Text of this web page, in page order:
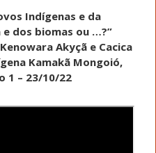
Indígenas e da
dos biomas ou …?”
Akyçã e Cacica
Kamakã Mongoió,
1 – 23/10/22